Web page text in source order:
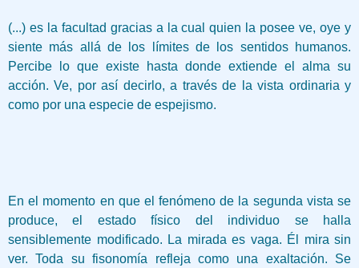
(...) es la facultad gracias a la cual quien la posee ve, oye y
siente más allá de los límites de los sentidos humanos.
Percibe lo que existe hasta donde extiende el alma su
acción. Ve, por así decirlo, a través de la vista ordinaria y
como por una especie de espejismo.
En el momento en que el fenómeno de la segunda vista se
produce, el estado físico del individuo se halla
sensiblemente modificado. La mirada es vaga. Él mira sin
ver. Toda su fisonomía refleja como una exaltación. Se